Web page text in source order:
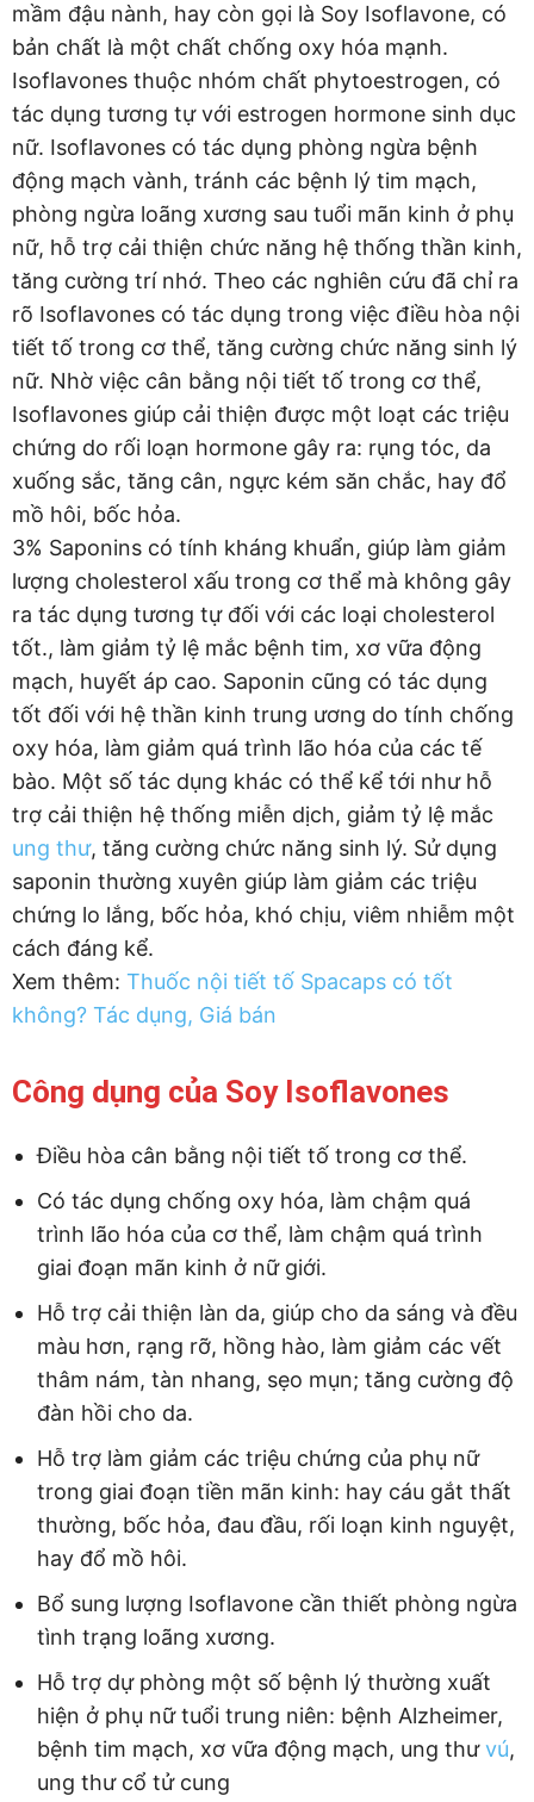
mầm đậu nành, hay còn gọi là Soy Isoflavone, có
bản chất là một chất chống oxy hóa mạnh.
Isoflavones thuộc nhóm chất phytoestrogen, có
tác dụng tương tự với estrogen hormone sinh dục
nữ. Isoflavones có tác dụng phòng ngừa bệnh
động mạch vành, tránh các bệnh lý tim mạch,
phòng ngừa loãng xương sau tuổi mãn kinh ở phụ
nữ, hỗ trợ cải thiện chức năng hệ thống thần kinh,
tăng cường trí nhớ. Theo các nghiên cứu đã chỉ ra
rõ Isoflavones có tác dụng trong việc điều hòa nội
tiết tố trong cơ thể, tăng cường chức năng sinh lý
nữ. Nhờ việc cân bằng nội tiết tố trong cơ thể,
Isoflavones giúp cải thiện được một loạt các triệu
chứng do rối loạn hormone gây ra: rụng tóc, da
xuống sắc, tăng cân, ngực kém săn chắc, hay đổ
mồ hôi, bốc hỏa.
3% Saponins có tính kháng khuẩn, giúp làm giảm
lượng cholesterol xấu trong cơ thể mà không gây
ra tác dụng tương tự đối với các loại cholesterol
tốt., làm giảm tỷ lệ mắc bệnh tim, xơ vữa động
mạch, huyết áp cao. Saponin cũng có tác dụng
tốt đối với hệ thần kinh trung ương do tính chống
oxy hóa, làm giảm quá trình lão hóa của các tế
bào. Một số tác dụng khác có thể kể tới như hỗ
trợ cải thiện hệ thống miễn dịch, giảm tỷ lệ mắc
ung thư, tăng cường chức năng sinh lý. Sử dụng
saponin thường xuyên giúp làm giảm các triệu
chứng lo lắng, bốc hỏa, khó chịu, viêm nhiễm một
cách đáng kể.
Xem thêm: Thuốc nội tiết tố Spacaps có tốt
không? Tác dụng, Giá bán
Công dụng của Soy Isoflavones
Điều hòa cân bằng nội tiết tố trong cơ thể.
Có tác dụng chống oxy hóa, làm chậm quá
trình lão hóa của cơ thể, làm chậm quá trình
giai đoạn mãn kinh ở nữ giới.
Hỗ trợ cải thiện làn da, giúp cho da sáng và đều
màu hơn, rạng rỡ, hồng hào, làm giảm các vết
thâm nám, tàn nhang, sẹo mụn; tăng cường độ
đàn hồi cho da.
Hỗ trợ làm giảm các triệu chứng của phụ nữ
trong giai đoạn tiền mãn kinh: hay cáu gắt thất
thường, bốc hỏa, đau đầu, rối loạn kinh nguyệt,
hay đổ mồ hôi.
Bổ sung lượng Isoflavone cần thiết phòng ngừa
tình trạng loãng xương.
Hỗ trợ dự phòng một số bệnh lý thường xuất
hiện ở phụ nữ tuổi trung niên: bệnh Alzheimer,
bệnh tim mạch, xơ vữa động mạch, ung thưvú,
ung thư cổ tử cung